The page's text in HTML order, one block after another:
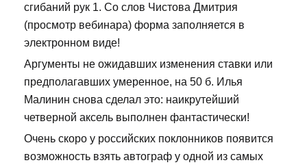
сгибаний рук 1. Со слов Чистова Дмитрия
(просмотр вебинара) форма заполняется в
электронном виде!
Аргументы не ожидавших изменения ставки или
предполагавших умеренное, на 50 б. Илья
Малинин снова сделал это: наикрутейший
четверной аксель выполнен фантастически!
Очень скоро у российских поклонников появится
возможность взять автограф у одной из самых